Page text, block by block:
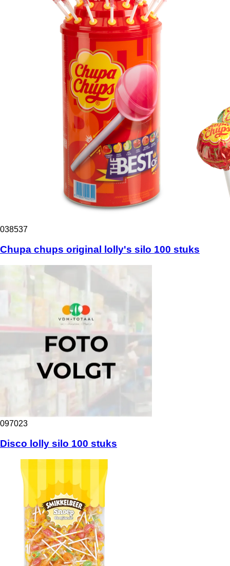
038537
Chupa chups original lolly's silo 100 stuks
097023
Disco lolly silo 100 stuks